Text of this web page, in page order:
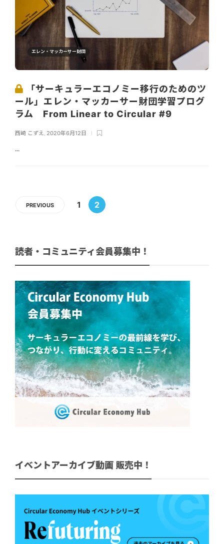
エレン・マッカーサー財団
「サーキュラーエコノミー移行のためのツ
ール」エレン・マッカーサー財団学習プログ
ラム From Linear to Circular #9
西崎 こずえ 2020年6月12日
...
PREVIOUS 1 2
読者・コミュニティ会員募集中！
イベントアーカイブ動画 販売中！